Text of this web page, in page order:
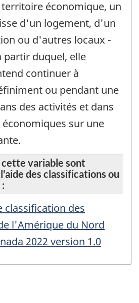
territoire économique, un
d'un logement, d'un
ou d'autres locaux -
partir duquel, elle
continuer à
ou pendant une
des activités et dans
sur une
cette variable sont
des classifications ou
classification des
l'Amérique du Nord
2022 version 1.0